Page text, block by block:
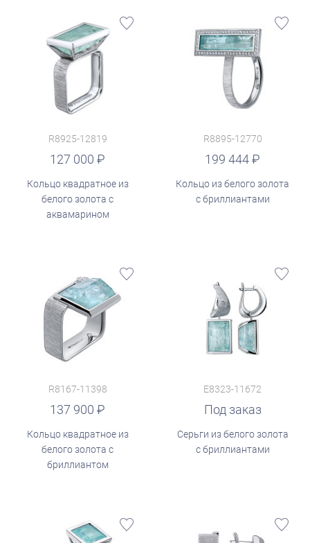
R8925-12819
127 000
Кольцо квадратное из
белого золота с
аквамарином
R8895-12770
199 444
руб.
Кольцо из белого золота
с бриллиантами
R8167-11398
137 900
Кольцо квадратное из
белого золота с
бриллиантом
E8323-11672
Под заказ
Серьги из белого золота
с бриллиантами